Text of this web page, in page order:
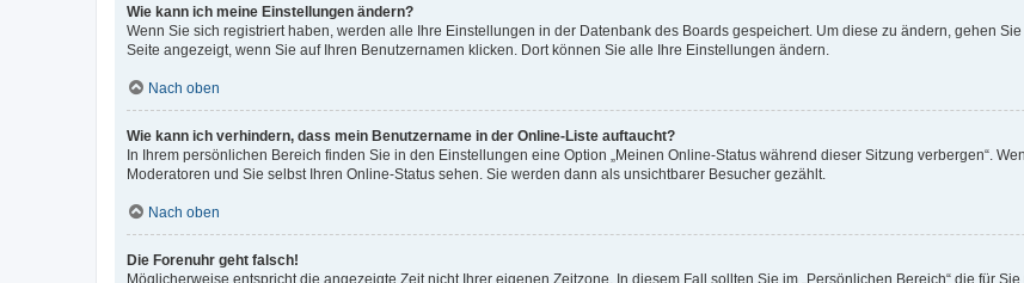
Wie kann ich meine Einstellungen ändern?
Wenn Sie sich registriert haben, werden alle Ihre Einstellungen in der Datenbank des Boards gespeichert. Um diese zu ändern, gehen
Seite angezeigt, wenn Sie auf Ihren Benutzernamen klicken. Dort können Sie alle Ihre Einstellungen ändern.
Nach oben
Wie kann ich verhindern, dass mein Benutzername in der Online-Liste auftaucht?
In Ihrem persönlichen Bereich finden Sie in den Einstellungen eine Option „Meinen Online-Status während dieser Sitzung verbergen“.
Moderatoren und Sie selbst Ihren Online-Status sehen. Sie werden dann als unsichtbarer Besucher gezählt.
Nach oben
Die Forenuhr geht falsch!
Möglicherweise entspricht die angezeigte Zeit nicht Ihrer eigenen Zeitzone. In diesem Fall sollten Sie im „Persönlichen Bereich“ die für